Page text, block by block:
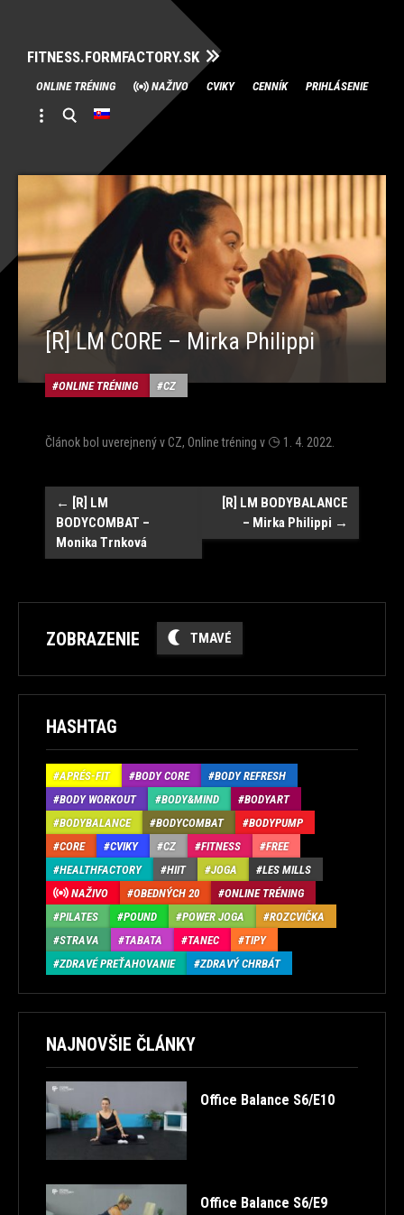
FITNESS.FORMFACTORY.SK
Skip
to
content
ONLINE TRÉNING NAŽIVO CVIKY CENNÍK PRIHLÁSENIE
[R] LM CORE – Mirka Philippi
ONLINE TRÉNING CZ
Článok bol uverejnený vCZ, Online tréning v 1. 4. 2022
Post
navigation
← [R] LM
BODYCOMBAT –
Monika Trnková
[R] LM BODYBALANCE
– Mirka Philippi →
ZOBRAZENIE TMAVÉ
HASHTAG
APRÉS-FIT BODY CORE
BODY REFRESH
BODY WORKOUT
BODY&MIND
BODYART
BODYBALANCE
BODYCOMBAT
BODYPUMP
CORE
CVIKY CZ FITNESS
FREE
HEALTHFACTORY
HIIT JOGA
LES MILLS
NAŽIVO
OBEDNÝCH 20
ONLINE TRÉNING
PILATES
POUND POWER JOGA
ROZCVIČKA
STRAVA
TABATA TANEC
TIPY
ZDRAVÉ PREŤAHOVANIE
ZDRAVÝ CHRBÁT
NAJNOVŠIE ČLÁNKY
Office Balance S6/E10
Office Balance S6/E9